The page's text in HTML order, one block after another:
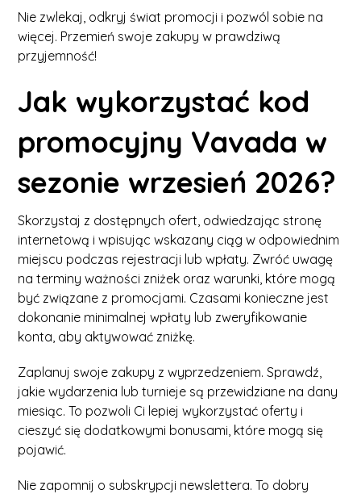
Nie zwlekaj, odkryj świat promocji i pozwól sobie na
więcej. Przemień swoje zakupy w prawdziwą
przyjemność!
Jak wykorzystać kod
promocyjny Vavada w
sezonie wrzesień 2026?
Skorzystaj z dostępnych ofert, odwiedzając stronę
internetową i wpisując wskazany ciąg w odpowiednim
miejscu podczas rejestracji lub wpłaty. Zwróć uwagę
na terminy ważności zniżek oraz warunki, które mogą
być związane z promocjami. Czasami konieczne jest
dokonanie minimalnej wpłaty lub zweryfikowanie
konta, aby aktywować zniżkę.
Zaplanuj swoje zakupy z wyprzedzeniem. Sprawdź,
jakie wydarzenia lub turnieje są przewidziane na dany
miesiąc. To pozwoli Ci lepiej wykorzystać oferty i
cieszyć się dodatkowymi bonusami, które mogą się
pojawić.
Nie zapomnij o subskrypcji newslettera. To dobry